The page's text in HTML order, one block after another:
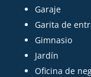
Garaje
Garita de
Gimnasio
Jardín
Oficina de